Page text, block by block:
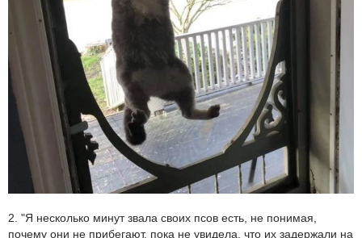
2. "Я несколько минут звала своих псов есть, не понимая,
почему они не прибегают, пока не увидела, что их задержали на